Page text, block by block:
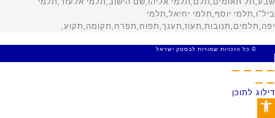
© כל הזכויות שמורות לבסטק ישראל
דילוג לתוכן
פתח סרגל נגישות